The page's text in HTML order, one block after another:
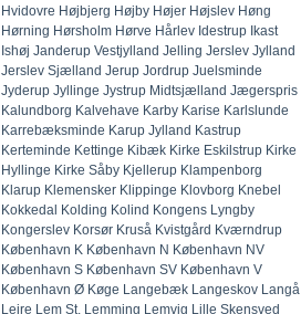
Hvidovre Højbjerg Højby Højer Højslev Høng
Hørning Hørsholm Hørve Hårlev Idestrup Ikast
Ishøj Janderup Vestjylland Jelling Jerslev Jylland
Jerslev Sjælland Jerup Jordrup Juelsminde
Jyderup Jyllinge Jystrup Midtsjælland Jægerspris
Kalundborg Kalvehave Karby Karise Karlslunde
Karrebæksminde Karup Jylland Kastrup
Kerteminde Kettinge Kibæk Kirke Eskilstrup Kirke
Hyllinge Kirke Såby Kjellerup Klampenborg
Klarup Klemensker Klippinge Klovborg Knebel
Kokkedal Kolding Kolind Kongens Lyngby
Kongerslev Korsør Kruså Kvistgård Kværndrup
København K København N København NV
København S København SV København V
København Ø Køge Langebæk Langeskov Langå
Lejre Lem St. Lemming Lemvig Lille Skensved